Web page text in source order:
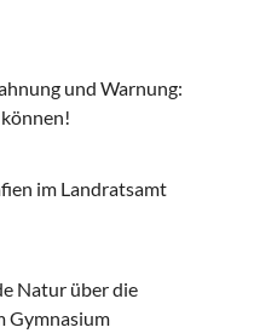
und Warnung:
im Landratsamt
Natur über die
Gymnasium